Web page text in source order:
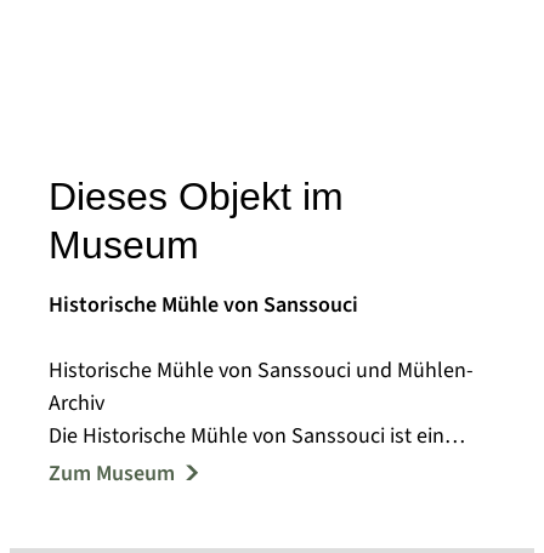
Dieses Objekt im
Museum
Historische Mühle von Sanssouci
Historische Mühle von Sanssouci und Mühlen-
Archiv
Die Historische Mühle von Sanssouci ist ein
produzierendes technisches Museum und
Zum Museum